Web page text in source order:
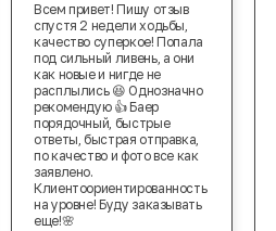
Всем привет! Пишу отзыв
спустя 2 недели ходьбы,
качество суперкое! Попала
под сильный ливень, а они
как новые и нигде не
расплылись 😆 Однозначно
рекомендую 👍 Баер
порядочный, быстрые
ответы, быстрая отправка,
по качество и фото все как
заявлено.
Клиентоориентированность
на уровне! Буду заказывать
еще!🌸